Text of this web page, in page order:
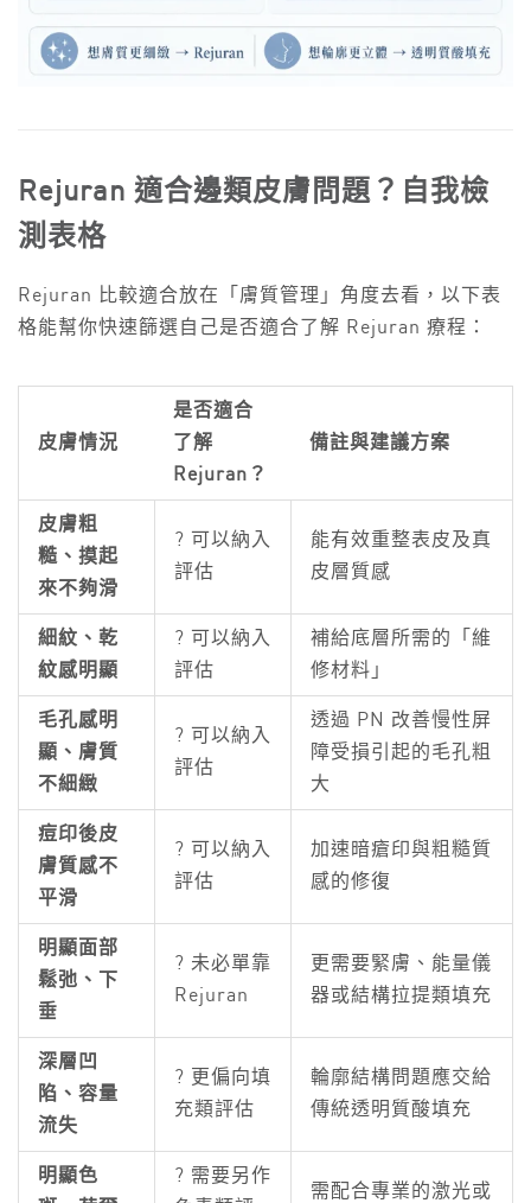
Rejuran 適合邊類皮膚問題？自我檢
測表格
Rejuran 比較適合放在「膚質管理」角度去看，以下表
格能幫你快速篩選自己是否適合了解 Rejuran 療程：
皮膚情況
是否適合
了解
Rejuran？
備註與建議方案
皮膚粗
糙、摸起
來不夠滑
? 可以納入
評估
能有效重整表皮及真
皮層質感
細紋、乾
紋感明顯
? 可以納入
評估
補給底層所需的「維
修材料」
毛孔感明
顯、膚質
不細緻
? 可以納入
評估
透過 PN 改善慢性屏
障受損引起的毛孔粗
大
痘印後皮
膚質感不
平滑
? 可以納入
評估
加速暗瘡印與粗糙質
感的修復
明顯面部
鬆弛、下
垂
? 未必單靠
Rejuran
更需要緊膚、能量儀
器或結構拉提類填充
深層凹
陷、容量
流失
? 更偏向填
充類評估
輪廓結構問題應交給
傳統透明質酸填充
明顯色
? 需要另作
需配合專業的激光或